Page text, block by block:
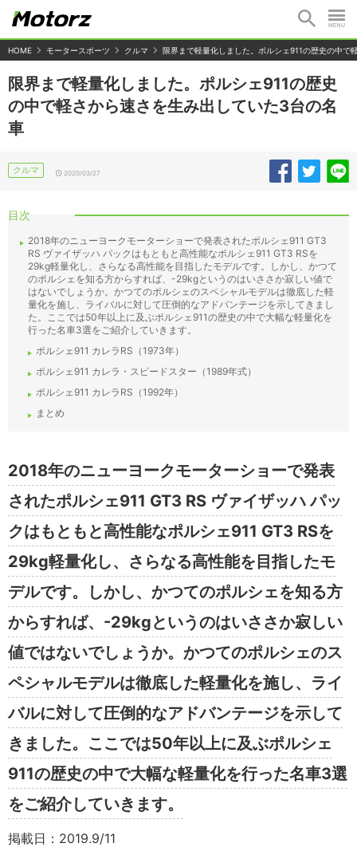
HOME モータースポーツ クルマ 限界まで軽量化しました。ポルシェ911の歴史の中で
限界まで軽量化しました。ポルシェ911の歴史
の中で軽さから速さを生み出していた3台の名
車
クルマ 2020/03/27
目次
2018年のニューヨークモーターショーで発表されたポルシェ911 GT3
RS ヴァイザッハ パックはもともと高性能なポルシェ911 GT3 RSを
29kg軽量化し、さらなる高性能を目指したモデルです。しかし、かつて
のポルシェを知る方からすれば、-29kgというのはいささか寂しい値で
はないでしょうか。かつてのポルシェのスペシャルモデルは徹底した軽
量化を施し、ライバルに対して圧倒的なアドバンテージを示してきまし
た。ここでは50年以上に及ぶポルシェ911の歴史の中で大幅な軽量化を
行った名車3選をご紹介していきます。
ポルシェ911 カレラRS（1973年）
ポルシェ911 カレラ・スピードスター（1989年式）
ポルシェ911 カレラRS（1992年）
まとめ
2018年のニューヨークモーターショーで発表
されたポルシェ911 GT3 RS ヴァイザッハ パッ
クはもともと高性能なポルシェ911 GT3 RSを
29kg軽量化し、さらなる高性能を目指したモ
デルです。しかし、かつてのポルシェを知る方
からすれば、-29kgというのはいささか寂しい
値ではないでしょうか。かつてのポルシェのス
ペシャルモデルは徹底した軽量化を施し、ライ
バルに対して圧倒的なアドバンテージを示して
きました。ここでは50年以上に及ぶポルシェ
911の歴史の中で大幅な軽量化を行った名車3選
をご紹介していきます。
掲載日：2019.9/11